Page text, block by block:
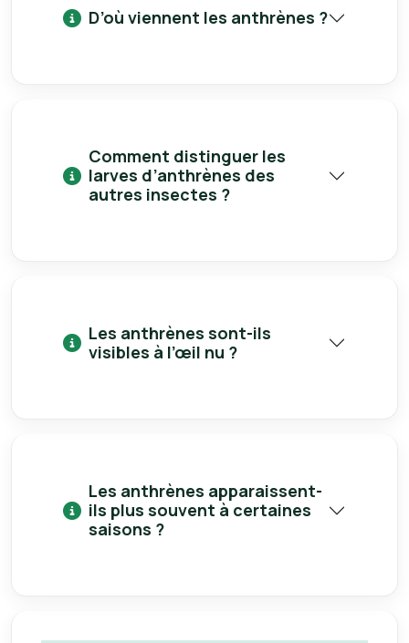
D’où viennent les anthrènes ?
Comment distinguer les
larves d’anthrènes des
autres insectes ?
Les anthrènes sont-ils
visibles à l’œil nu ?
Les anthrènes apparaissent-
ils plus souvent à certaines
saisons ?